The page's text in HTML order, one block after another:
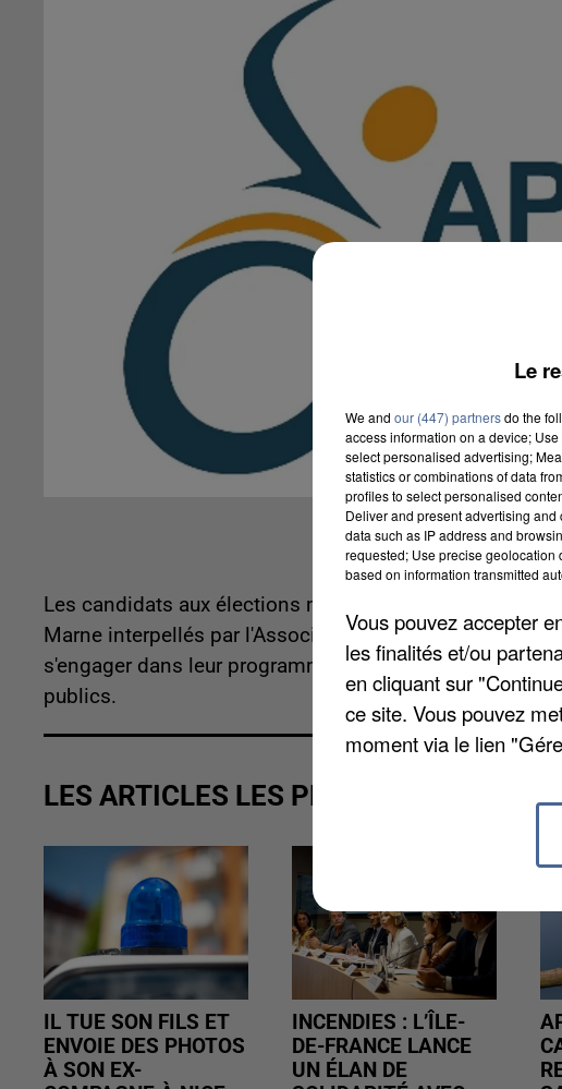
Les candidats aux élections municipales dans les
Marne interpellés par l'Association des Paralysés de
s'engager dans leur programme pour une meilleure
publics.
LES ARTICLES LES PLUS VUS
IL TUE SON FILS ET
ENVOIE DES PHOTOS
À SON EX-
INCENDIES : L’ÎLE-
DE-FRANCE LANCE
UN ÉLAN DE
Le
We and our (447) partnersdo the
access information on a device;
select personalised advertising;
statistics or combinations of data
profiles to select personalised
Deliver and present advertising
data such as IP address and
requested; Use precise geolocation
based on information transmitted
Vous pouvez accepter
les finalités et/ou
en cliquant sur
ce site. Vous pouvez
moment via le lien